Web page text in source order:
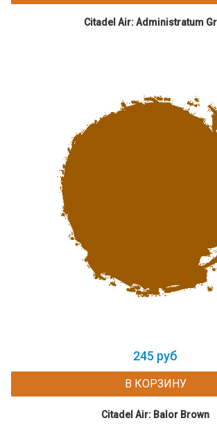
Citadel Air: Administratum
245 руб
В КОРЗИНУ
Citadel Air: Balor Brown